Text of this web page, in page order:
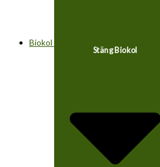
Biokol
Stäng Biokol